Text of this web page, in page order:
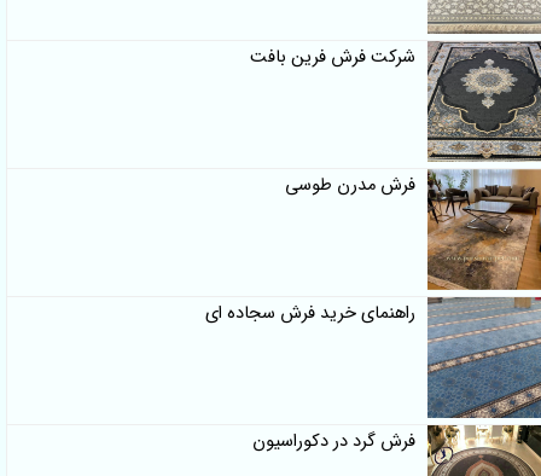
شرکت فرش فرین بافت
فرش مدرن طوسی
راهنمای خرید فرش سجاده ای
فرش گرد در دکوراسیون